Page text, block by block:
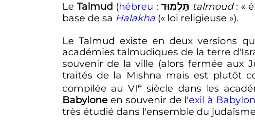
Le Talmud (hébreu :תַּלְמוּד talmoud : «
base de sa Halakha(« loi religieuse »).
Le Talmud existe en deux versions
académies talmudiques de la terre
souvenir de la ville (alors fermée aux
traités de la Mishna mais est plutôt
compilée auVIe siècle dans les
Babyloneen souvenir de l'exil à
très étudié dans l'ensemble du